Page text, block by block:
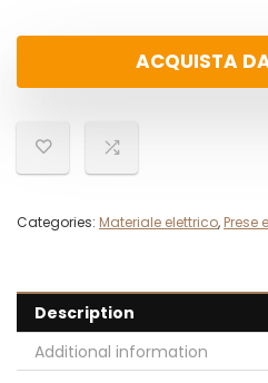
ACQUISTA
Categories: Materiale elettrico, Prese
Description
Additional information